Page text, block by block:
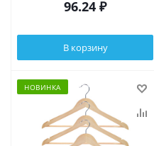
96.24 ₽
В корзину
НОВИНКА